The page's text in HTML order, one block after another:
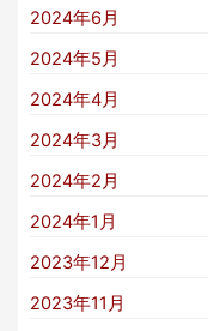
2024年6月
2024年5月
2024年4月
2024年3月
2024年2月
2024年1月
2023年12月
2023年11月